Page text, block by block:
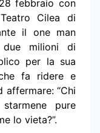
febbraio con
Cilea di
il one man
milioni di
per la sua
fa ridere e
affermare: “Chi
pure
lo vieta?”.